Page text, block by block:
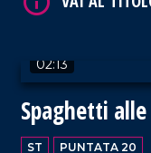
02:13
Spaghetti
ST PUNTATA 20